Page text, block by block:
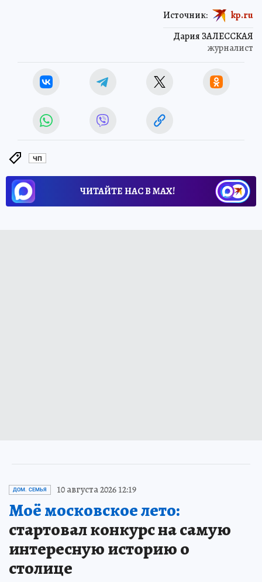
Дария ЗАЛЕССКАЯ
журналист
Источник: kp.ru
ЧП
ЧИТАЙТЕ НАС В МАХ!
ДОМ. СЕМЬЯ 10 августа 2026 12:19
Моё московское лето:
стартовал конкурс на самую
интересную историю о
столице